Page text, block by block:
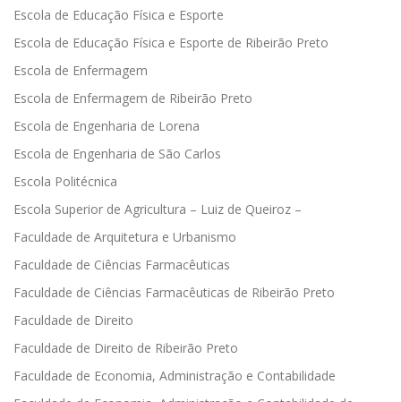
Escola de Educação Física e Esporte
Escola de Educação Física e Esporte de Ribeirão Preto
Escola de Enfermagem
Escola de Enfermagem de Ribeirão Preto
Escola de Engenharia de Lorena
Escola de Engenharia de São Carlos
Escola Politécnica
Escola Superior de Agricultura – Luiz de Queiroz –
Faculdade de Arquitetura e Urbanismo
Faculdade de Ciências Farmacêuticas
Faculdade de Ciências Farmacêuticas de Ribeirão Preto
Faculdade de Direito
Faculdade de Direito de Ribeirão Preto
Faculdade de Economia, Administração e Contabilidade